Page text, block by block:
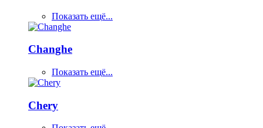
Показать ещё...
Changhe
Показать ещё...
Chery